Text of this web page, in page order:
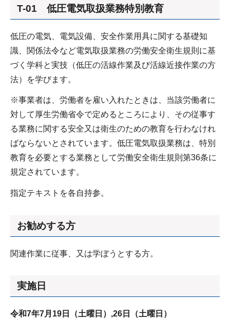
T-01 低圧電気取扱業務特別教育
低圧の電気、電気設備、安全作業用具に関する基礎知
識、関係法令など電気取扱業務の労働安全衛生規則に基
づく学科と実技（低圧の活線作業及び活線近接作業の方
法）を学びます。
※事業者は、労働者を雇い入れたときは、当該労働者に
対して厚生労働省令で定めるところにより、その従事す
る業務に関する安全又は衛生のための教育を行わなけれ
ばならないとされています。低圧電気取扱業務は、特別
教育を必要とする業務として労働安全衛生規則第36条に
規定されています。
指定テキストを各自持参。
お勧めする方
関連作業に従事、又は学ぼうとする方。
実施日
令和7年7月19日（土曜日） ,26日（土曜日）